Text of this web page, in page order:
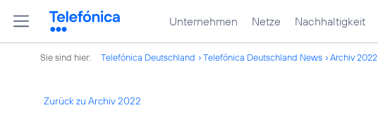
Unternehmen Netze Nachhaltigkeit
Sie sind hier: Telefónica Deutschland Telefónica Deutschland News Archiv 2022
Zurück zu Archiv 2022